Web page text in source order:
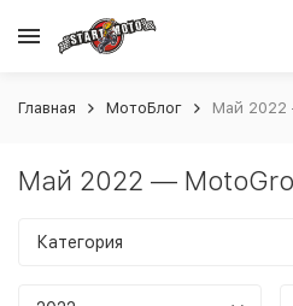
Главная МотоБлог Май 2022
Май 2022 —
Категория